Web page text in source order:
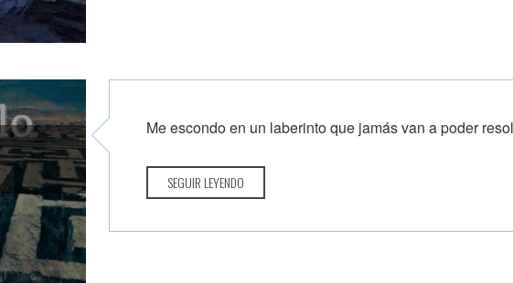
Me escondo en un laberinto que jamás van a poder
SEGUIR LEYENDO